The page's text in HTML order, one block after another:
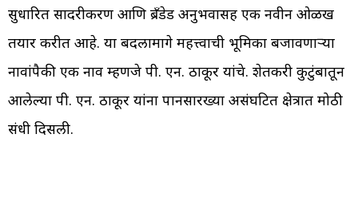
सुधारित सादरीकरण आणि ब्रँडेड अनुभवासह एक नवीन ओळख
तयार करीत आहे. या बदलामागे महत्त्वाची भूमिका बजावणाऱ्या
नावांपैकी एक नाव म्हणजे पी. एन. ठाकूर यांचे. शेतकरी कुटुंबातून
आलेल्या पी. एन. ठाकूर यांना पानसारख्या असंघटित क्षेत्रात मोठी
संधी दिसली.